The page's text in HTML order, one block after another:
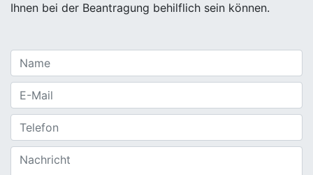
Ihnen bei der Beantragung behilflich sein können.